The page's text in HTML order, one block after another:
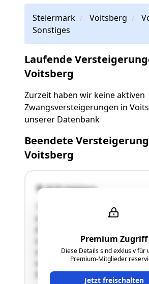
Steiermark Voitsberg
Sonstiges
Laufende
Voitsberg
Zurzeit haben wir keine aktiven
Zwangsversteigerungen in
unserer Datenbank
Beendete
Voitsberg
Premium Zugriff
Diese Details sind exklusiv für
Premium-Mitglieder
Jetzt freischalten
8570 Voitsberg
"Die Liegenschaft EZ 569 KG
aus dem Grundstück 221/2 und
des Kaltenwasserweges. Es handelt
um einen Weg (Am Jägergrund), der
von Einfamilienhäusern sowie
unverbaute Baugrundstücke
Das gegenständliche …"